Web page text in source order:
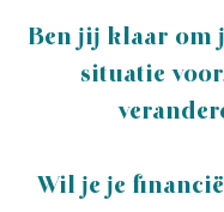
Ben jij klaar om
situatie
Wil je je